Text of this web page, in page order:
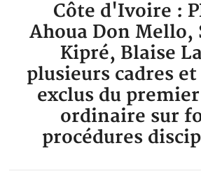
Côte d'Ivoire :
Ahoua Don Mello,
Kipré, Blaise
plusieurs cadres
exclus du
ordinaire sur
procédures